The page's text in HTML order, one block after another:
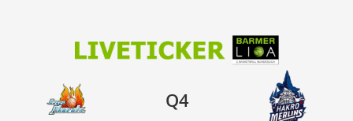
Phoenix Hagen
HAKRO Merlins
Crailsheim
Q4